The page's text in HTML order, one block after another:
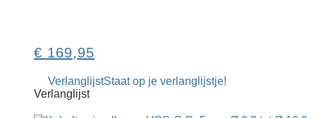
€ 169,95
VerlanglijstStaat op je verlanglijstje!
Verlanglijst